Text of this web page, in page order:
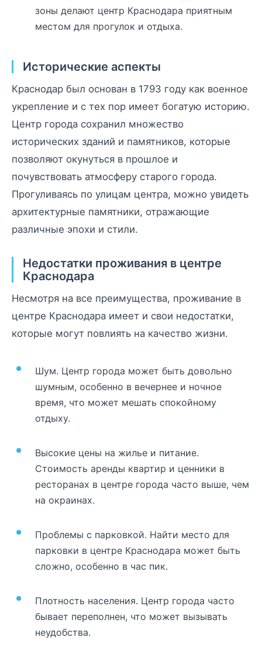
зоны делают центр Краснодара приятным
местом для прогулок и отдыха.
Исторические аспекты
Краснодар был основан в 1793 году как военное
укрепление и с тех пор имеет богатую историю.
Центр города сохранил множество
исторических зданий и памятников, которые
позволяют окунуться в прошлое и
почувствовать атмосферу старого города.
Прогуливаясь по улицам центра, можно увидеть
архитектурные памятники, отражающие
различные эпохи и стили.
Недостатки проживания в центре
Краснодара
Несмотря на все преимущества, проживание в
центре Краснодара имеет и свои недостатки,
которые могут повлиять на качество жизни.
Шум. Центр города может быть довольно
шумным, особенно в вечернее и ночное
время, что может мешать спокойному
отдыху.
Высокие цены на жилье и питание.
Стоимость аренды квартир и ценники в
ресторанах в центре города часто выше, чем
на окраинах.
Проблемы с парковкой. Найти место для
парковки в центре Краснодара может быть
сложно, особенно в час пик.
Плотность населения. Центр города часто
бывает переполнен, что может вызывать
неудобства.